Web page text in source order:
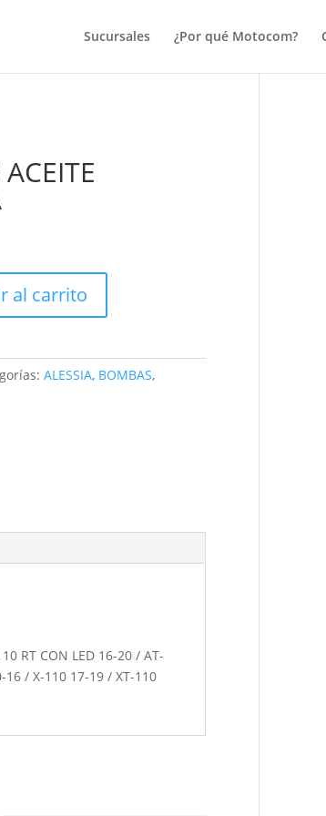
Sucursales ¿Por qué Motocom?
al carrito
ALESSIA, BOMBAS,
RT CON LED 16-20 / AT-
16 / X-110 17-19 / XT-110